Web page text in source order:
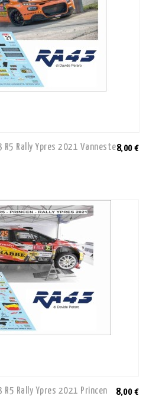
R5 Rally Ypres 2021 Vanneste8,00 €
Rally Ypres 2021 Princen 8,00 €